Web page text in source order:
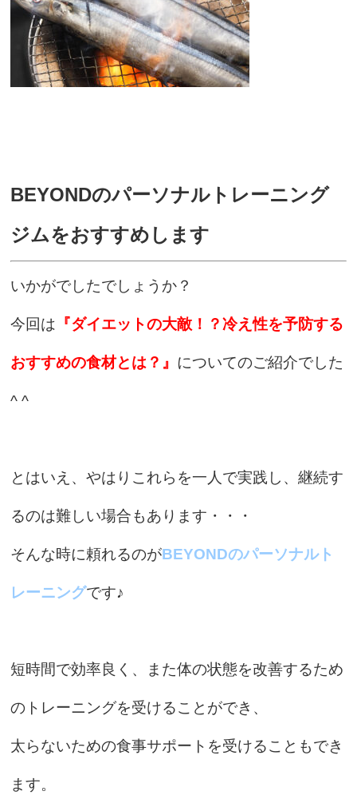
BEYONDのパーソナルトレーニング
ジムをおすすめします
いかがでしたでしょうか？
今回は 『ダイエットの大敵！？冷え性を予防する
おすすめの食材とは？』 についてのご紹介でした
^ ^
とはいえ、やはりこれらを一人で実践し、継続す
るのは難しい場合もあります・・・
そんな時に頼れるのがBEYONDのパーソナルト
レーニングです♪
短時間で効率良く、また体の状態を改善するため
のトレーニングを受けることができ、
太らないための食事サポートを受けることもでき
ます。